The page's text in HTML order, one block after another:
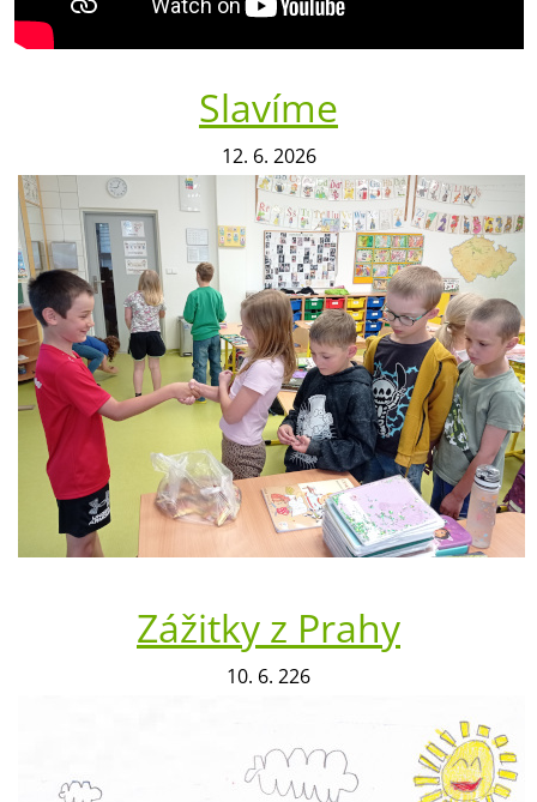
Slavíme
12. 6. 2026
Zážitky z Prahy
10. 6. 226